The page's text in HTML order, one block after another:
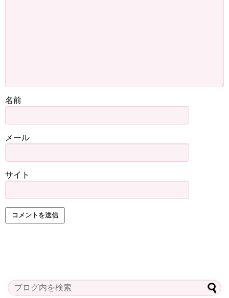
名前
メール
サイト